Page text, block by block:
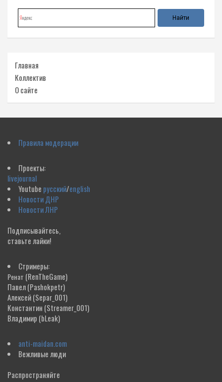
Главная
Коллектив
О сайте
Правила модерации
Проекты:
livejournal
Youtube русский/english
Новости ДНР
Новости ЛНР
Подписывайтесь,
ставьте лайки!
Стримеры:
Ренат (RenTheGame)
Павел(Pashokpetr)
Алексей(Separ_001)
Константин (Streamer_001)
Владимир (bLeak)
anti-maidan.com
Вежливые люди
Распространяйте